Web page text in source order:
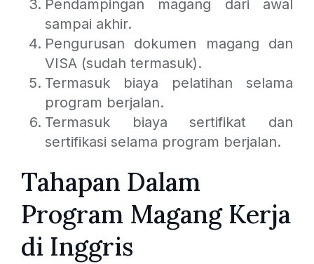
Pendampingan magang dari awal
sampai akhir.
Pengurusan dokumen magang dan
VISA (sudah termasuk).
Termasuk biaya pelatihan selama
program berjalan.
Termasuk biaya sertifikat dan
sertifikasi selama program berjalan.
Tahapan Dalam
Program Magang Kerja
di Inggris